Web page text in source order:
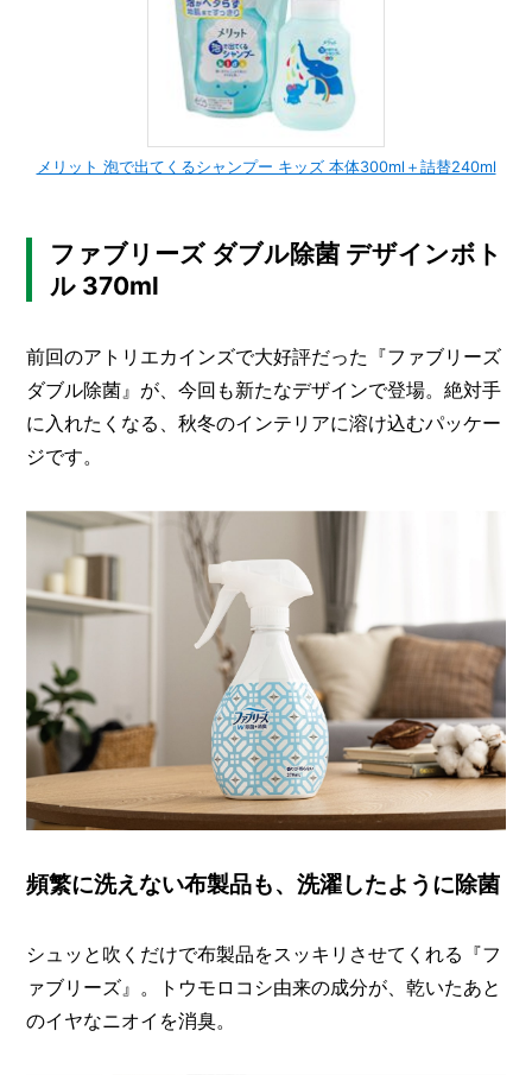
メリット 泡で出てくるシャンプー キッズ 本体300ml＋詰替240ml
ファブリーズ ダブル除菌 デザインボト
ル 370ml
前回のアトリエカインズで大好評だった『ファブリーズ
ダブル除菌』が、今回も新たなデザインで登場。絶対手
に入れたくなる、秋冬のインテリアに溶け込むパッケー
ジです。
頻繁に洗えない布製品も、洗濯したように除菌
シュッと吹くだけで布製品をスッキリさせてくれる『フ
ァブリーズ』。トウモロコシ由来の成分が、乾いたあと
のイヤなニオイを消臭。